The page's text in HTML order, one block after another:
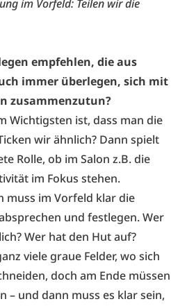
im Vorfeld: Teilen wir die
empfehlen, die aus
immer überlegen, sich mit
zusammenzutun?
Wichtigsten ist, dass man die
wir ähnlich? Dann spielt
Rolle, ob im Salon z.B. die
im Fokus stehen.
muss im Vorfeld klar die
und festlegen. Wer
Wer hat den Hut auf?
viele graue Felder, wo sich
doch am Ende müssen
– und dann muss es klar sein,